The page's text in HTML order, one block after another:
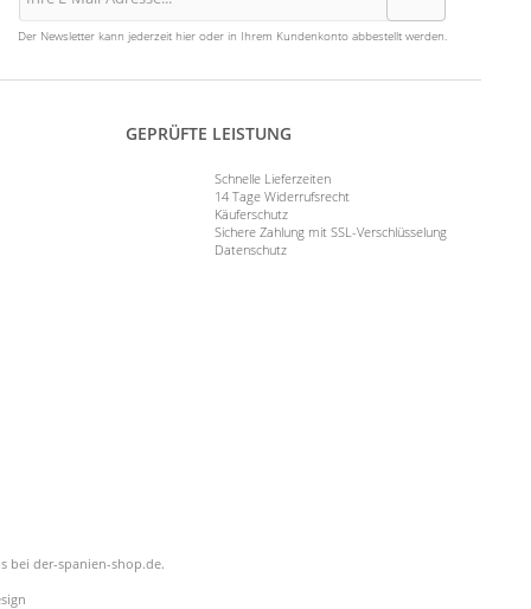
Der Newsletter kann jederzeit hier oder in Ihrem Kundenkonto abbestellt werden.
GEPRÜFTE LEISTUNG
Schnelle Lieferzeiten
14 Tage Widerrufsrecht
Käuferschutz
Sichere Zahlung mit SSL-Verschlüsselung
Datenschutz
bei der-spanien-shop.de.